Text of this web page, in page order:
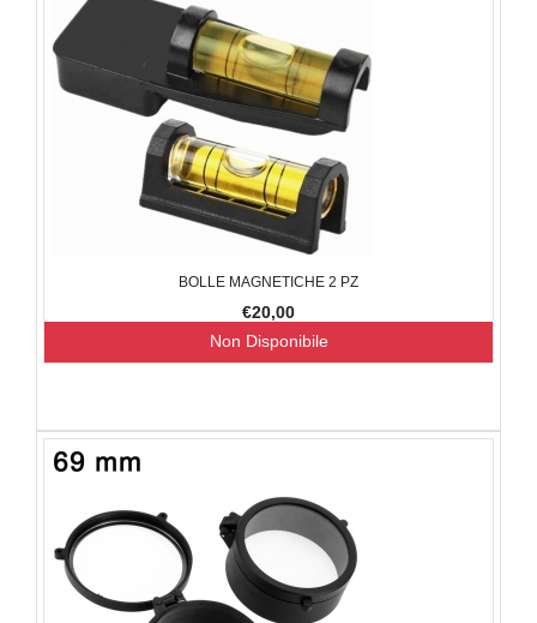
BOLLE MAGNETICHE 2 PZ
€20,00
Non Disponibile